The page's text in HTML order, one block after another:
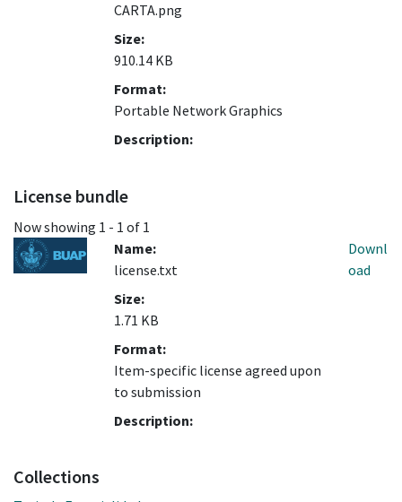
CARTA.png
Size:
910.14 KB
Format:
Portable Network Graphics
Description:
License bundle
Now showing 1 - 1 of 1
Name:
license.txt
Size:
1.71 KB
Format:
Item-specific license agreed upon
to submission
Description:
Downl
oad
Collections